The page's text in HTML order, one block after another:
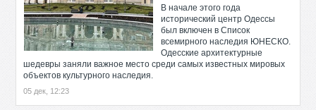
В начале этого года
исторический центр Одессы
был включен в Список
всемирного наследия ЮНЕСКО.
Одесские архитектурные
шедевры заняли важное место среди самых известных мировых
объектов культурного наследия.
05 дек, 12:23